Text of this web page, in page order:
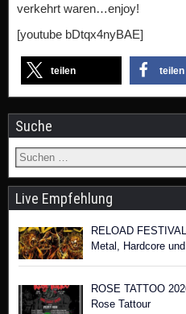
verkehrt waren…enjoy!
[youtube bDtqx4nyBAE]
teilen teilen
Suche
Live Empfehlung
RELOAD
Metal, Hardcore
ROSE TATTOO
Rose Tattour